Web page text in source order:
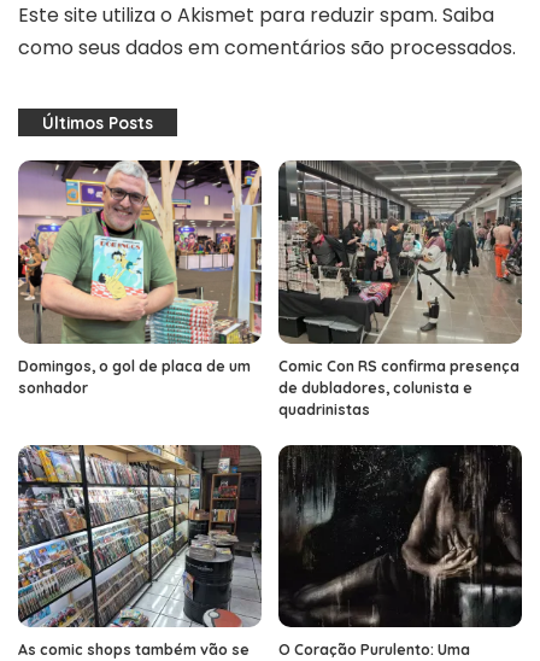
Este site utiliza o Akismet para reduzir spam. Saiba
como seus dados em comentários são processados.
Últimos Posts
Domingos, o gol de placa de um
sonhador
Comic Con RS confirma presença
de dubladores, colunista e
quadrinistas
As comic shops também vão se
O Coração Purulento: Uma